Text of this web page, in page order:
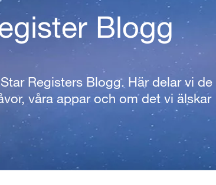
Blogg
Registers Blogg. Här delar vi de
våra appar och om det vi älskar